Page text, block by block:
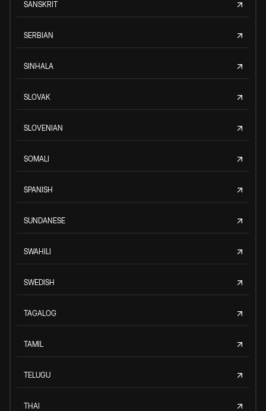
SANSKRIT
SERBIAN
SINHALA
SLOVAK
SLOVENIAN
SOMALI
SPANISH
SUNDANESE
SWAHILI
SWEDISH
TAGALOG
TAMIL
TELUGU
THAI